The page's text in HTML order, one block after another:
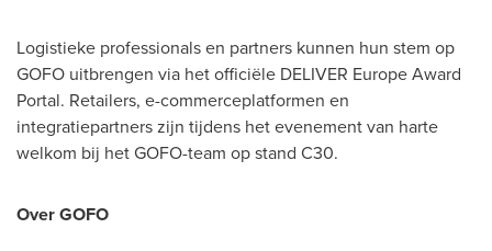
Logistieke professionals en partners kunnen hun stem op
GOFO uitbrengen via het officiële DELIVER Europe Award
Portal. Retailers, e-commerceplatformen en
integratiepartners zijn tijdens het evenement van harte
welkom bij het GOFO-team op stand C30.
Over GOFO